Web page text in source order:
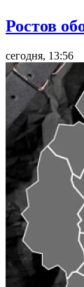
Ростов
сегодня, 13:56